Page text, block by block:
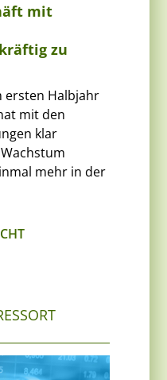
mit
zu
ersten Halbjahr
mit den
klar
mehr in der